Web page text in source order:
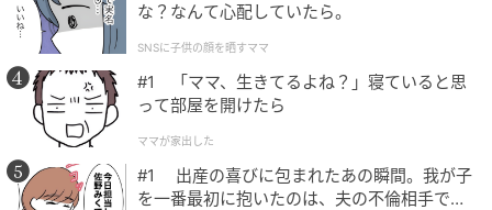
「ROOFTOP BEER GARDEN」を楽しめる「小布施 寄
り付き料理 蔵部 銀座」は、2023年11月、歌舞伎座近
くに開業。13階の羽釜を設えたオープンキッチンを中
心とした100席近くを擁する大空間フロア、360度の都
心の景観を望むルーフトップテラスの2フロアで食事を
満喫できる。
な？なんて心配していたら。
SNSに子供の顔を晒すママ
#1 「ママ、生きてるよね？」寝ていると思
って部屋を開けたら
ママが家出した
#1 出産の喜びに包まれたあの瞬間。我が子
を一番最初に抱いたのは、夫の不倫相手でし